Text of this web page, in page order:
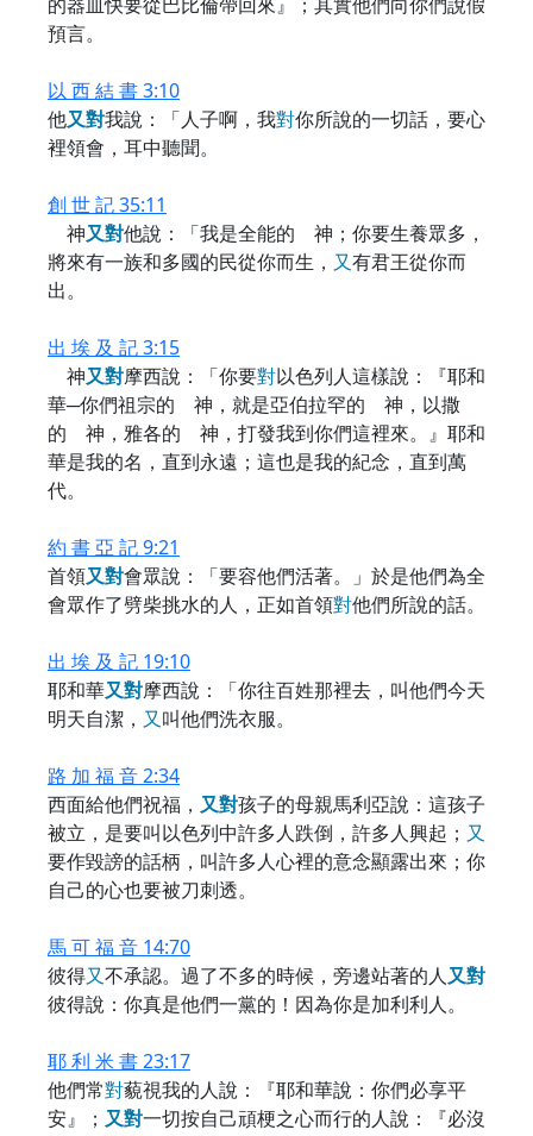
預言。
以 西 結 書 3:10
他又對我說：「人子啊，我對你所說的一切話，要心
裡領會，耳中聽聞。
創 世 記 35:11
神又對他說：「我是全能的 神；你要生養眾多，
將來有一族和多國的民從你而生， 又有君王從你而
出。
出 埃 及 記 3:15
神又對摩西說：「你要對以色列人這樣說：『耶和
華─你們祖宗的 神，就是亞伯拉罕的 神，以撒
的 神，雅各的 神，打發我到你們這裡來。』耶和
華是我的名，直到永遠；這也是我的紀念，直到萬
代。
約 書 亞 記 9:21
首領又對會眾說：「要容他們活著。」於是他們為全
會眾作了劈柴挑水的人，正如首領對他們所說的話。
出 埃 及 記 19:10
耶和華又對摩西說：「你往百姓那裡去，叫他們今天
明天自潔， 又叫他們洗衣服。
路 加 福 音 2:34
西面給他們祝福， 又對孩子的母親馬利亞說：這孩子
被立，是要叫以色列中許多人跌倒，許多人興起； 又
要作毀謗的話柄，叫許多人心裡的意念顯露出來；你
自己的心也要被刀刺透。
馬 可 福 音 14:70
彼得又不承認。過了不多的時候，旁邊站著的人又對
彼得說：你真是他們一黨的！因為你是加利利人。
耶 利 米 書 23:17
他們常對藐視我的人說：『耶和華說：你們必享平
安』； 又對一切按自己頑梗之心而行的人說：『必沒